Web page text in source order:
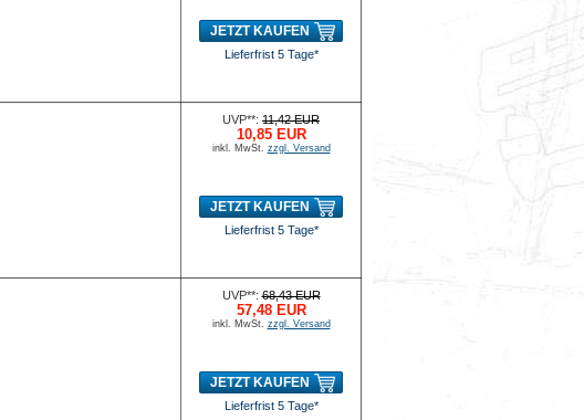
JETZT KAUFEN
Lieferfrist 5 Tage*
UVP**: 11,42 EUR
10,85 EUR
inkl. MwSt. zzgl. Versand
JETZT KAUFEN
Lieferfrist 5 Tage*
UVP**:68,43 EUR
57,48 EUR
inkl. MwSt. zzgl. Versand
JETZT KAUFEN
Lieferfrist 5 Tage*